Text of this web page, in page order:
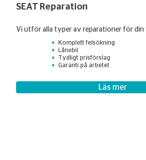
SEAT Reparation
Vi utför alla typer av reparationer för din
Komplett felsökning
Lånebil
Tydligt prisförslag
Garanti på arbetet
Läs mer